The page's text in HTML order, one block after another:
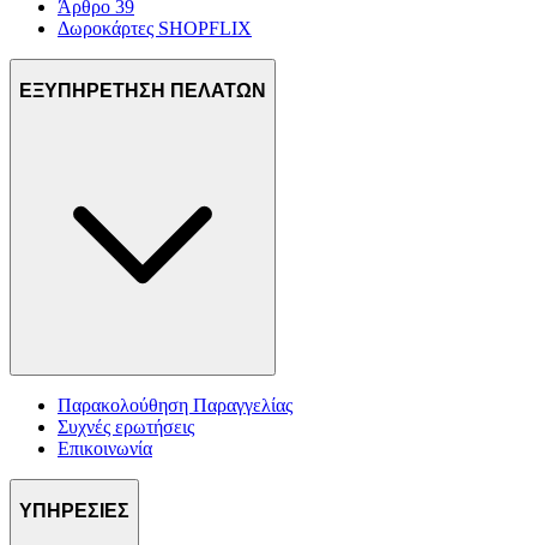
Άρθρο 39
Δωροκάρτες SHOPFLIX
ΕΞΥΠΗΡΕΤΗΣΗ ΠΕΛΑΤΩΝ
Παρακολούθηση Παραγγελίας
Συχνές ερωτήσεις
Επικοινωνία
ΥΠΗΡΕΣΙΕΣ